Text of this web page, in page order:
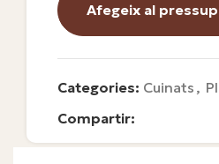
Afegeix al
Categories: Cuinats ,
Compartir: